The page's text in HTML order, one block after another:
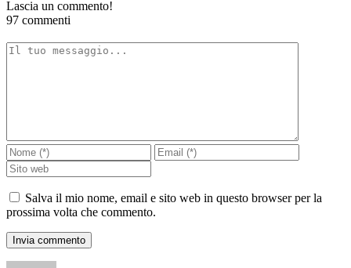
Lascia un commento!
97 commenti
Salva il mio nome, email e sito web in questo browser per la
prossima volta che commento.